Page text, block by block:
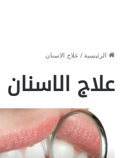
الرئيسية/علاج الاسنان
علاج الاسنان